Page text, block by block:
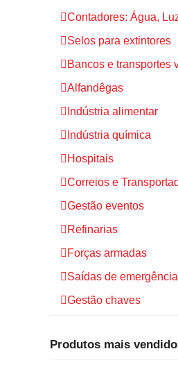
Contadores: Água,
Selos para extintores
Bancos e transportes
Alfandêgas
Indústria alimentar
Indústria química
Hospitais
Correios e
Gestão eventos
Refinarias
Forças armadas
Saídas de emergência
Gestão chaves
Produtos mais